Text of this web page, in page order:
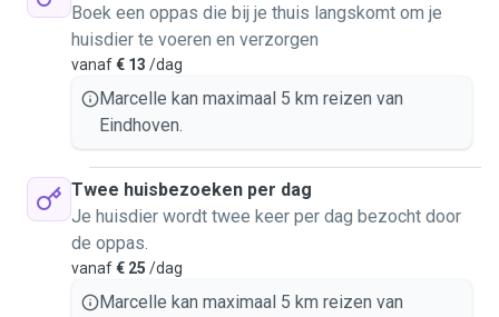
quiet residential neighborhood with parks nearby and a fully
fenced garden where dogs can safely enjoy some outdoor
I can also administer oral medication for dogs if necessary
I will care for your pet with the same love, patience, and
attention that I have always given to my own animals.
Boek een oppas die bij je thuis langskomt om je
huisdier te voeren en verzorgen
vanaf€ 13 /dag
Marcelle kan maximaal 5 km reizen van
Eindhoven.
Twee huisbezoeken per dag
Je huisdier wordt twee keer per dag bezocht door
de oppas.
vanaf€ 25 /dag
Marcelle kan maximaal 5 km reizen van